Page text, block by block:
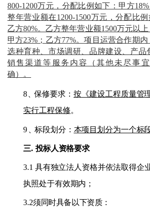
800-1200万元，分配比例如下：甲方
整年营业额在1200-1 500万元，分配比例
乙方80%。乙方整年营业额1 500万元以
甲方23%；乙方77%。项目运营合作期内
选种育种、市场调研、品牌建设、产品
销售渠道等服务内容（其他未尽事
确）
。
8、保修要求：按《建设工程质量管
实行工程保修。
9 、标段划分： 本项目划分为一个标段
三. 投标人资格要求
3.1 具有独立法人资格并依法取得企
执照处于有效期内；
3.2须同时具备以下资质：